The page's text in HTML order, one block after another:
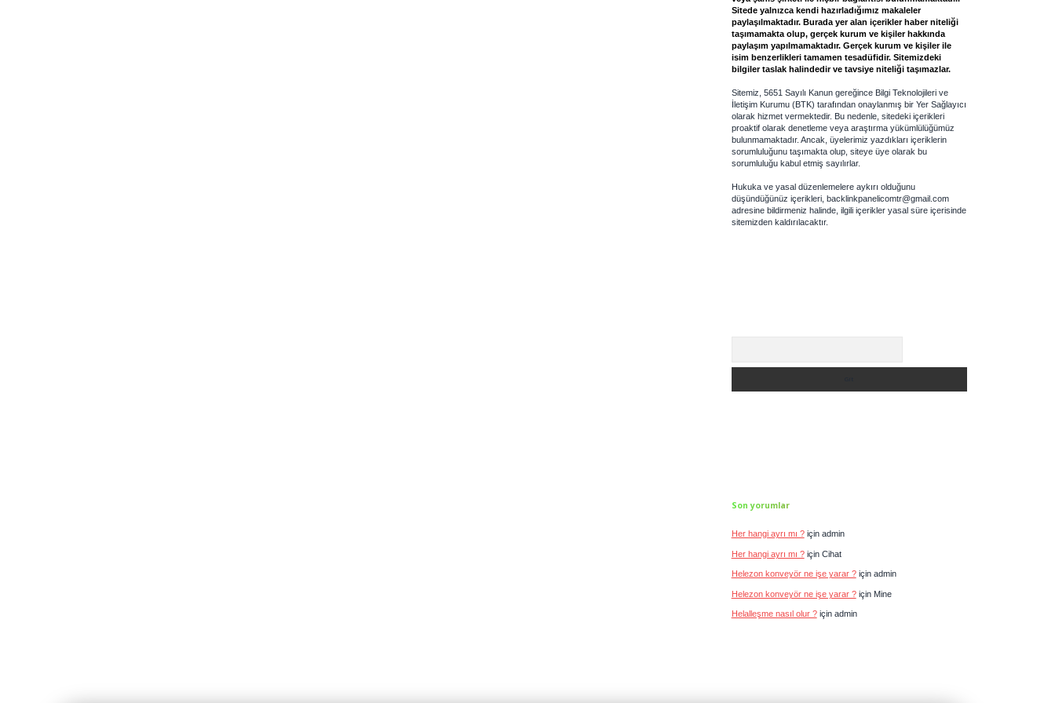
Sitede yalnızca kendi hazırladığımız makaleler
paylaşılmaktadır. Burada yer alan içerikler haber niteliği
taşımamakta olup, gerçek kurum ve kişiler hakkında
paylaşım yapılmamaktadır. Gerçek kurum ve kişiler ile
isim benzerlikleri tamamen tesadüfidir. Sitemizdeki
bilgiler taslak halindedir ve tavsiye niteliği taşımazlar.
Sitemiz, 5651 Sayılı Kanun gereğince Bilgi Teknolojileri ve
İletişim Kurumu (BTK) tarafından onaylanmış bir Yer Sağlayıcı
olarak hizmet vermektedir. Bu nedenle, sitedeki içerikleri
proaktif olarak denetleme veya araştırma yükümlülüğümüz
bulunmamaktadır. Ancak, üyelerimiz yazdıkları içeriklerin
sorumluluğunu taşımakta olup, siteye üye olarak bu
sorumluluğu kabul etmiş sayılırlar.
Hukuka ve yasal düzenlemelere aykırı olduğunu
düşündüğünüz içerikleri, backlinkpanelicomtr@gmail.com
adresine bildirmeniz halinde, ilgili içerikler yasal süre içerisinde
sitemizden kaldırılacaktır.
Son yorumlar
Her hangi ayrı mı ?için admin
Her hangi ayrı mı ?için Cihat
Helezon konveyör ne işe yarar ?için admin
Helezon konveyör ne işe yarar ?için Mine
Helalleşme nasıl olur ?için admin